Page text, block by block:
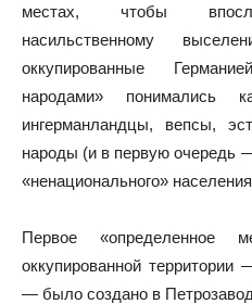
местах, чтобы
насильственному
оккупированные
народами» понимались
ингерманландцы, вепсы,
народы (и в первую очередь
«ненационального»
Первое «определенное
оккупированной территории
— было создано в